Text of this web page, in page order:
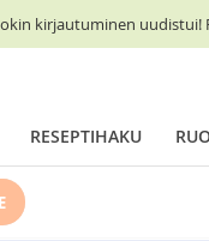
kirjautuminen uudistui!
RESEPTIHAKU